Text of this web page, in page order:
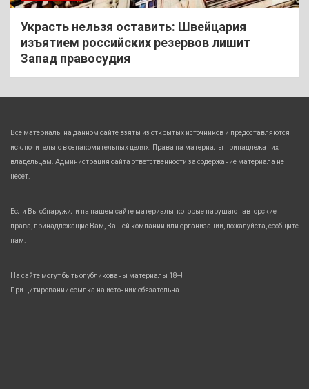
Украсть нельзя оставить: Швейцария
изъятием российских резервов лишит
Запад правосудия
Все материалы на данном сайте взяты из открытых источников и предоставляются
исключительно в ознакомительных целях. Права на материалы принадлежат их
владельцам. Администрация сайта ответственности за содержание материала не
несет.
Если Вы обнаружили на нашем сайте материалы, которые нарушают авторские
права, принадлежащие Вам, Вашей компании или организации, пожалуйста, сообщите
нам.
На сайте могут быть опубликованы материалы 18+!
При цитировании ссылка на источник обязательна.